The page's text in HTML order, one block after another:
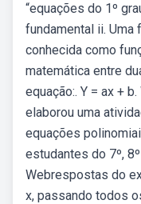
“equações do 1º
fundamental ii. Uma
conhecida como
matemática entre
equação:. Y = ax +
elaborou uma
equações
estudantes do 7º,
Webrespostas do
x, passando todos